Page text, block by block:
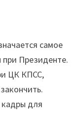
самое
при Президенте.
ЦК КПСС,
кадры для